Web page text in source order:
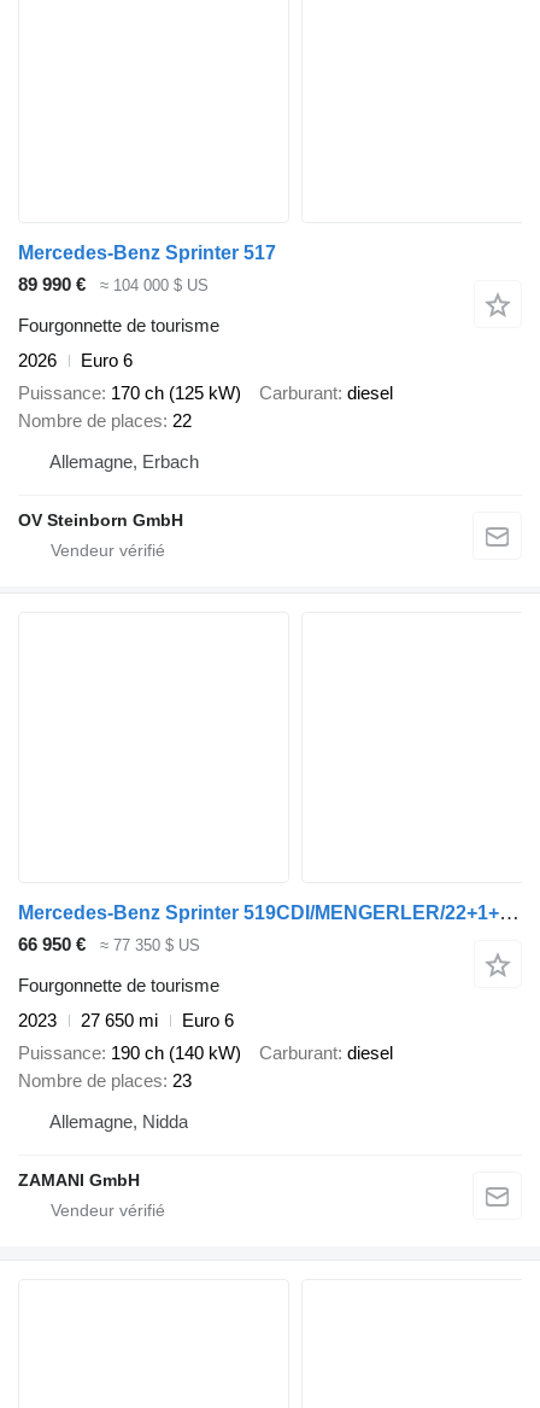
Mercedes-Benz Sprinter 517
89 990 €
≈ 104 000 $ US
Fourgonnette de tourisme
2026
Euro 6
Puissance 170 ch (125 kW) Carburant diesel
Nombre de places 22
Allemagne, Erbach
OV Steinborn GmbH
Mercedes-Benz Sprinter 519CDI/MENGERLER/22+1+1 Sitze/Klima/
66 950 € ≈ 77 350 $ US
Fourgonnette de tourisme
2023
27 650 mi
Euro 6
Puissance 190 ch (140 kW) Carburant diesel
Nombre de places 23
Allemagne, Nidda
ZAMANI GmbH